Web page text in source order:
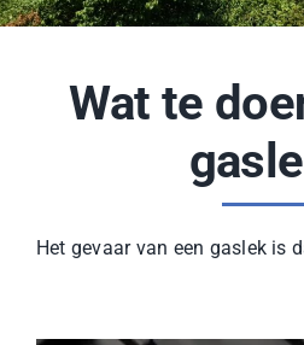
Wat te
Het gevaar van een gaslek is